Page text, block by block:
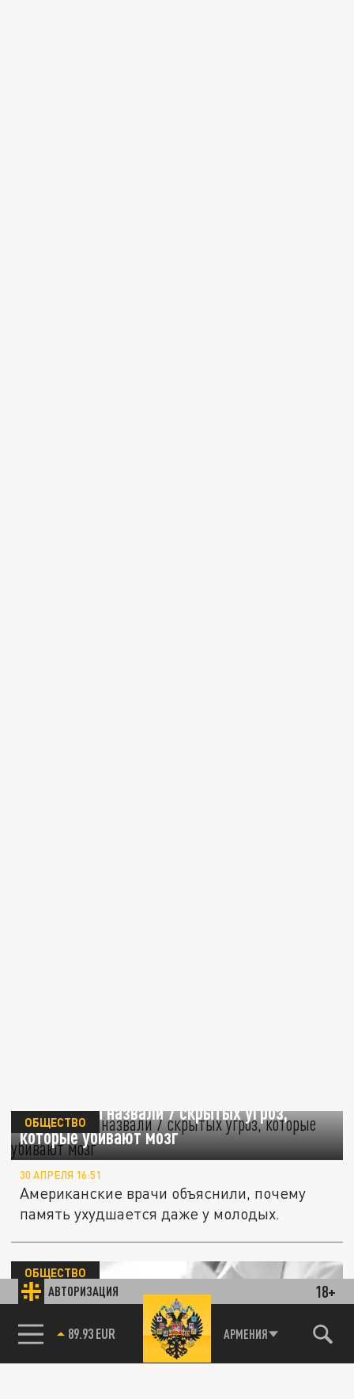
АВТОРИЗАЦИЯ 18+
85.64 BRENT АРМЕНИЯ
Кардиологи назвали 7 скрытых угроз,
которые убивают мозг
ОБЩЕСТВО
30 АПРЕЛЯ 16:51
Американские врачи объяснили, почему
память ухудшается даже у молодых.
ОБЩЕСТВО